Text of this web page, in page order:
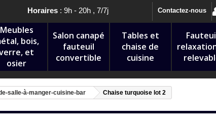
Horaires: 9h - 20h , 7/7j Contactez-nous
Meubles
bois,
et
osier
Salon canapé
fauteuil
convertible
Tables et
chaise de
cuisine
salle-à-manger-cuisine-bar Chaise turquoise lot 2